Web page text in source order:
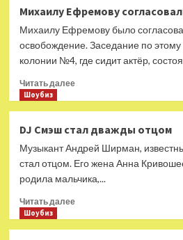
Савичева
призналась
в
с
абьюзером
Михаилу Ефремову
Михаилу Ефремову было
освобождение. Заседание по этому
колонии №4, где сидит актёр,
Читать далееПрочитать
Ефремову
согласовали
УДО
Шоубиз
DJ Смэш стал дважды отцом
Музыкант Андрей Ширман,
стал отцом. Его жена Анна
родила мальчика,...
Читать далееПрочитать
Шоубиз